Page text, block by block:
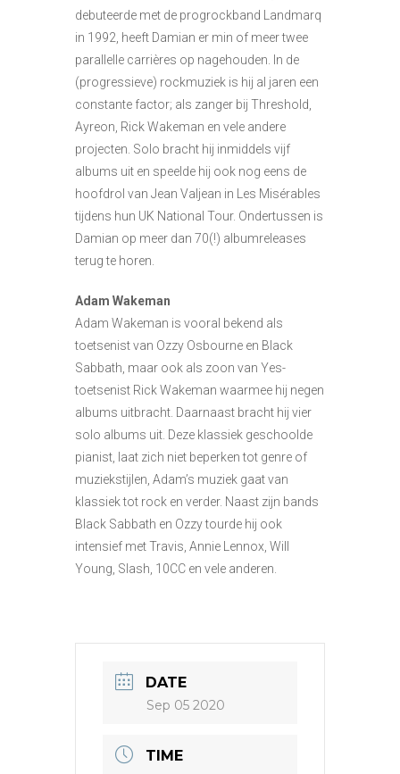
debuteerde met de progrockband Landmarq
in 1992, heeft Damian er min of meer twee
parallelle carrières op nagehouden. In de
(progressieve) rockmuziek is hij al jaren een
constante factor; als zanger bij Threshold,
Ayreon, Rick Wakeman en vele andere
projecten. Solo bracht hij inmiddels vijf
albums uit en speelde hij ook nog eens de
hoofdrol van Jean Valjean in Les Misérables
tijdens hun UK National Tour. Ondertussen is
Damian op meer dan 70(!) albumreleases
terug te horen.
Adam Wakeman
Adam Wakeman is vooral bekend als
toetsenist van Ozzy Osbourne en Black
Sabbath, maar ook als zoon van Yes-
toetsenist Rick Wakeman waarmee hij negen
albums uitbracht. Daarnaast bracht hij vier
solo albums uit. Deze klassiek geschoolde
pianist, laat zich niet beperken tot genre of
muziekstijlen, Adam’s muziek gaat van
klassiek tot rock en verder. Naast zijn bands
Black Sabbath en Ozzy tourde hij ook
intensief met Travis, Annie Lennox, Will
Young, Slash, 10CC en vele anderen.
DATE
Sep 05 2020
TIME